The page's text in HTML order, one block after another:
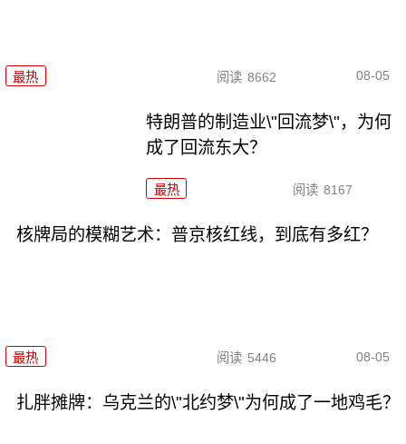
最热 阅读 8662 08-05
特朗普的制造业\"回流梦\"，为何
成了回流东大？
最热 阅读 8167
核牌局的模糊艺术：普京核红线，到底有多红？
最热 阅读 5446 08-05
扎胖摊牌：乌克兰的\"北约梦\"为何成了一地鸡毛？